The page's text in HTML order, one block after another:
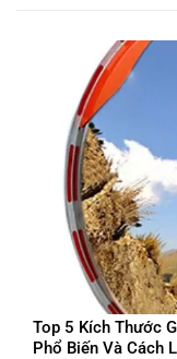
Top 5 Kích Thước
Phổ Biến Và Cách